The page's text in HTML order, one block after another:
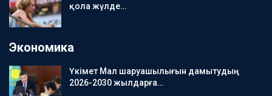
қола жүлде…
Экономика
Үкімет Мал шаруашылығын дамытудың
2026-2030 жылдарға…